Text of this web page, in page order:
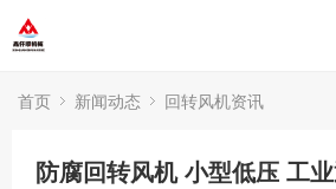
首页 新闻动态 回转风机资讯
防腐回转风机 小型低压 工